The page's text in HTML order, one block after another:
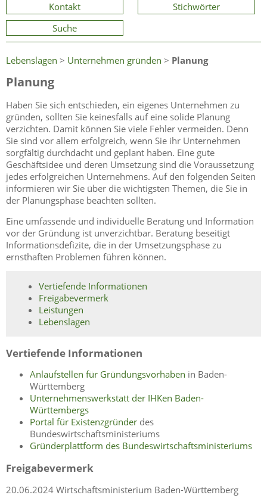
Kontakt
Stichwörter
Suche
Lebenslagen > Unternehmen gründen > Planung
Planung
Haben Sie sich entschieden, ein eigenes Unternehmen zu
gründen, sollten Sie keinesfalls auf eine solide Planung
verzichten. Damit können Sie viele Fehler vermeiden. Denn
Sie sind vor allem erfolgreich, wenn Sie ihr Unternehmen
sorgfältig durchdacht und geplant haben. Eine gute
Geschäftsidee und deren Umsetzung sind die Voraussetzung
jedes erfolgreichen Unternehmens. Auf den folgenden Seiten
informieren wir Sie über die wichtigsten Themen, die Sie in
der Planungsphase beachten sollten.
Eine umfassende und individuelle Beratung und Information
vor der Gründung ist unverzichtbar. Beratung beseitigt
Informationsdefizite, die in der Umsetzungsphase zu
ernsthaften Problemen führen können.
Vertiefende Informationen
Freigabevermerk
Leistungen
Lebenslagen
Vertiefende Informationen
Anlaufstellen für Gründungsvorhaben in Baden-
Württemberg
Unternehmenswerkstatt der IHKen Baden-
Württembergs
Portal für Existenzgründer des
Bundeswirtschaftsministeriums
Gründerplattform des Bundeswirtschaftsministeriums
Freigabevermerk
20.06.2024 Wirtschaftsministerium Baden-Württemberg